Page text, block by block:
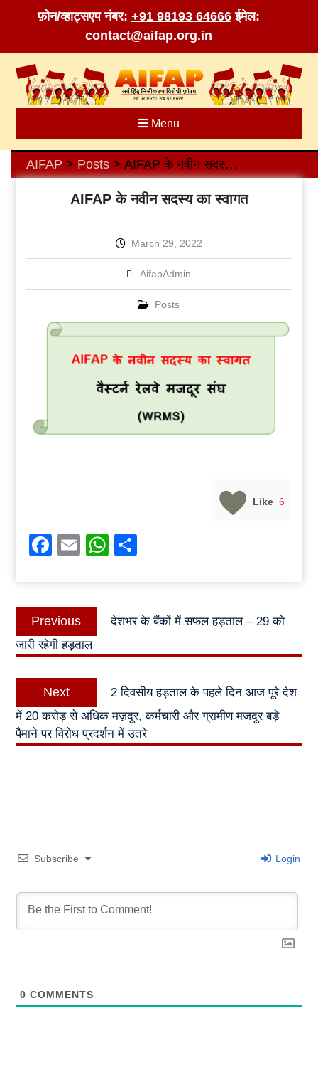
फ़ोन/व्हाट्सएप नंबर: +91 98193 64666 ईमेल:
contact@aifap.org.in
content
Menu
AIFAP > Posts> AIFAP के नवीन सदस्य का स्वागत
AIFAP के नवीन सदस्य का स्वागत
March 29, 2022
AifapAdmin
Posts
Like 6
Facebook
EmailWhatsApp
Post
navigation
Previous
Previous
post:
देशभर के बैंकों में सफल हड़ताल – 29 को
जारी रहेगी हड़ताल
Next
Next
post:
2 दिवसीय हड़ताल के पहले दिन आज पूरे देश
में 20 करोड़ से अधिक मज़दूर, कर्मचारी और ग्रामीण मजदूर बड़े
पैमाने पर विरोध प्रदर्शन में उतरे
Subscribe Login
0 COMMENTS